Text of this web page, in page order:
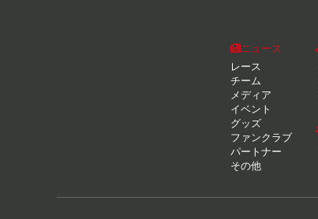
ニュース
レース
チーム
メディア
イベント
グッズ
ファンクラブ
パートナー
その他